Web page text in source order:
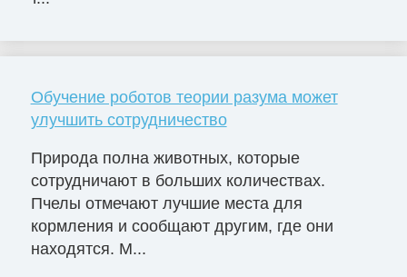
Обучение роботов теории разума может
улучшить сотрудничество
Природа полна животных, которые
сотрудничают в больших количествах.
Пчелы отмечают лучшие места для
кормления и сообщают другим, где они
находятся. М...